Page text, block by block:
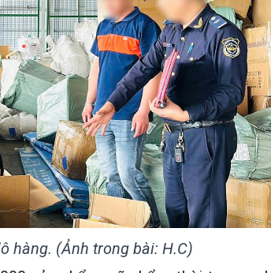
hàng. (Ảnh trong bài: H.C)